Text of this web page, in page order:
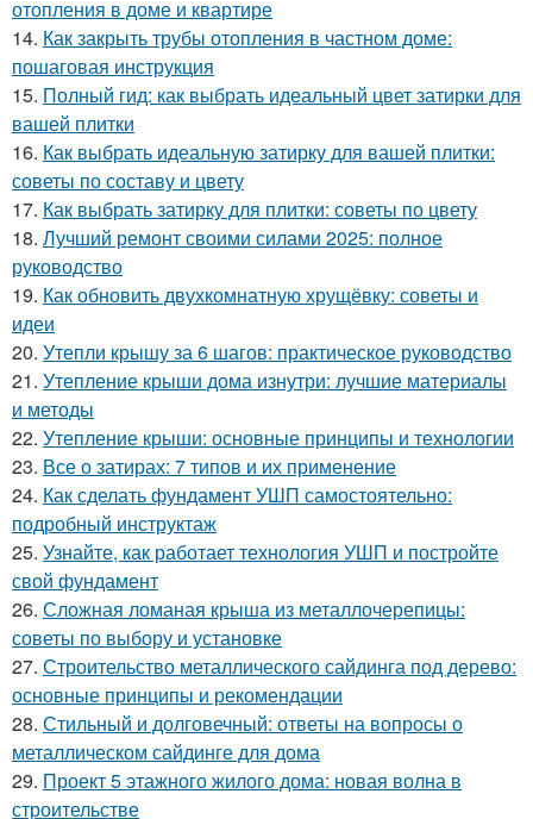
отопления в доме и квартире
14. Как закрыть трубы отопления в частном доме:
пошаговая инструкция
15. Полный гид: как выбрать идеальный цвет затирки для
вашей плитки
16. Как выбрать идеальную затирку для вашей плитки:
советы по составу и цвету
17. Как выбрать затирку для плитки: советы по цвету
18. Лучший ремонт своими силами 2025: полное
руководство
19. Как обновить двухкомнатную хрущёвку: советы и
идеи
20. Утепли крышу за 6 шагов: практическое руководство
21. Утепление крыши дома изнутри: лучшие материалы
и методы
22. Утепление крыши: основные принципы и технологии
23. Все о затирах: 7 типов и их применение
24. Как сделать фундамент УШП самостоятельно:
подробный инструктаж
25. Узнайте, как работает технология УШП и постройте
свой фундамент
26. Сложная ломаная крыша из металлочерепицы:
советы по выбору и установке
27. Строительство металлического сайдинга под дерево:
основные принципы и рекомендации
28. Стильный и долговечный: ответы на вопросы о
металлическом сайдинге для дома
29. Проект 5 этажного жилого дома: новая волна в
строительстве